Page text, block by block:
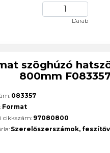
Darab
szöghúzó
800mm F083357
083357
Format
cikkszám:97080800
Szerelőszerszámok,